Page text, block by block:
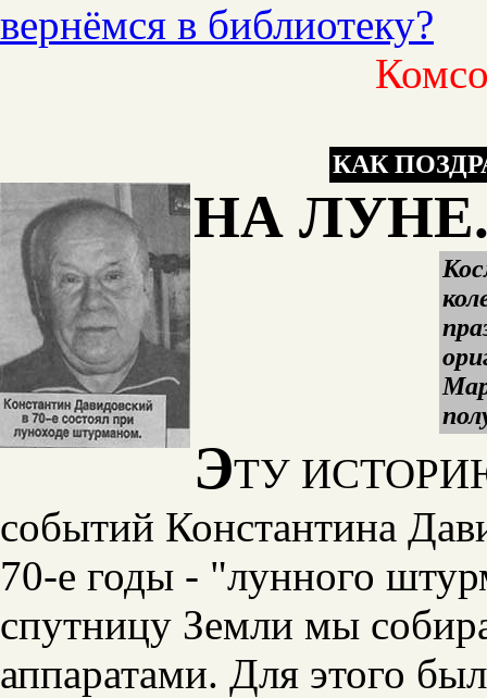
вернёмся в библиотеку?
КАК
НА
ЭТУ ИСТОРИЮ
событий Константина
70-е годы - "лунного
спутницу Земли мы
аппаратами. Для этого